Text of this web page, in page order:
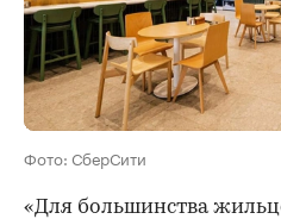
Фото: СберСити
«Для большинства